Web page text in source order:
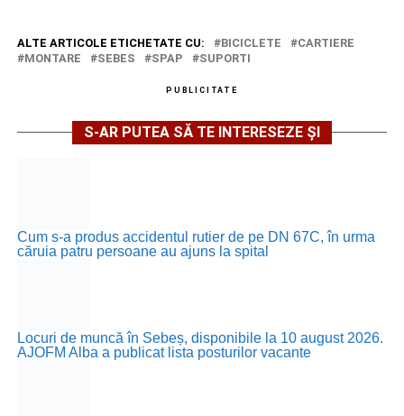
ALTE ARTICOLE ETICHETATE CU: BICICLETE
CARTIERE
MONTARE
SEBES SPAP SUPORTI
PUBLICITATE
S-AR PUTEA SĂ TE INTERESEZE ȘI
Cum s-a produs accidentul rutier de pe DN 67C, în urma
căruia patru persoane au ajuns la spital
Locuri de muncă în Sebeș, disponibile la 10 august 2026.
AJOFM Alba a publicat lista posturilor vacante